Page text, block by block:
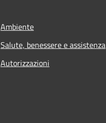
Ambiente
Salute, benessere e assistenza
Autorizzazioni